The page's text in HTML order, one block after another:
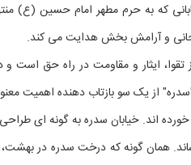
که به حرم مطهر امام حسین (ع)
و آرامش بخش هدایت می کند.
ایثار و مقاومت در راه حق است و
از یک سو بازتاب دهنده اهمیت
اند. خیابان سدره به گونه ای
همان گونه که درخت سدره در بهشت،